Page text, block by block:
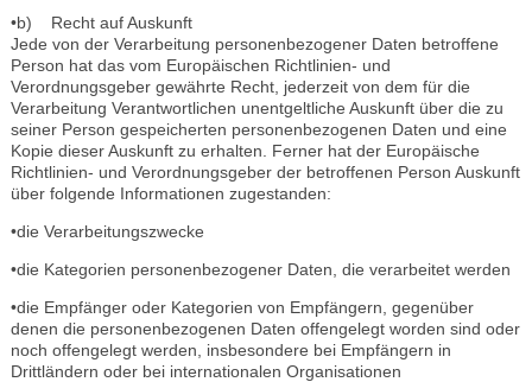
•b) Recht auf Auskunft
Jede von der Verarbeitung personenbezogener Daten betroffene
Person hat das vom Europäischen Richtlinien- und
Verordnungsgeber gewährte Recht, jederzeit von dem für die
Verarbeitung Verantwortlichen unentgeltliche Auskunft über die zu
seiner Person gespeicherten personenbezogenen Daten und eine
Kopie dieser Auskunft zu erhalten. Ferner hat der Europäische
Richtlinien- und Verordnungsgeber der betroffenen Person Auskunft
über folgende Informationen zugestanden:
•die Verarbeitungszwecke
•die Kategorien personenbezogener Daten, die verarbeitet werden
•die Empfänger oder Kategorien von Empfängern, gegenüber
denen die personenbezogenen Daten offengelegt worden sind oder
noch offengelegt werden, insbesondere bei Empfängern in
Drittländern oder bei internationalen Organisationen